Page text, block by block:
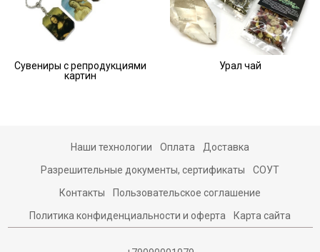
Сувениры с репродукциями
картин
Урал чай
Наши технологии Оплата Доставка
Разрешительные документы, сертификаты СОУТ
Контакты Пользовательское соглашение
Политика конфиденциальности и оферта Карта сайта